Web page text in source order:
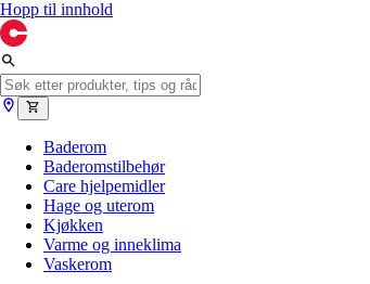
Hopp til innhold
Baderom
Baderomstilbehør
Care hjelpemidler
Hage og uterom
Kjøkken
Varme og inneklima
Vaskerom